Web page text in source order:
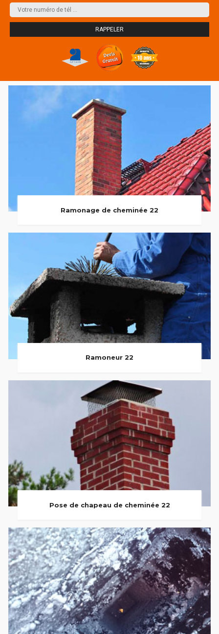
Ramonage de cheminée 22
Ramoneur 22
Pose de chapeau de cheminée 22